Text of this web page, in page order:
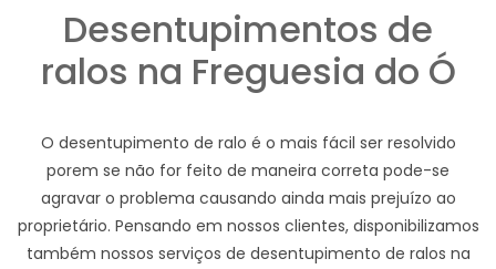
Desentupimentos de
ralos na Freguesia do Ó
O desentupimento de ralo é o mais fácil ser resolvido
porem se não for feito de maneira correta pode-se
agravar o problema causando ainda mais prejuízo ao
proprietário. Pensando em nossos clientes, disponibilizamos
também nossos serviços de desentupimento de ralos na